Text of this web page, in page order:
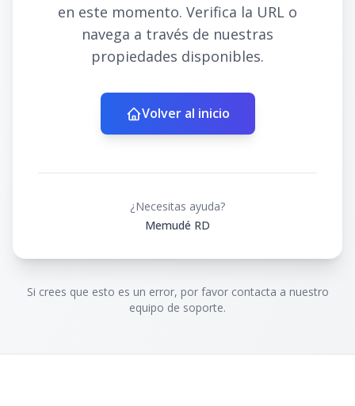
en este momento. Verifica la URL o
navega a través de nuestras
propiedades disponibles.
Volver al inicio
¿Necesitas ayuda?
Memudé RD
Si crees que esto es un error, por favor contacta a nuestro
equipo de soporte.